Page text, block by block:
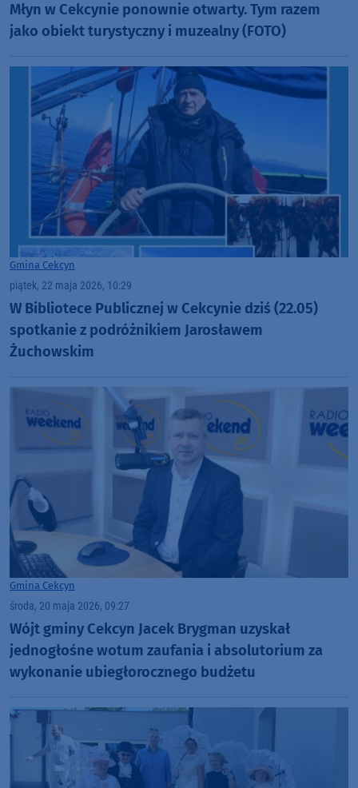
Młyn w Cekcynie ponownie otwarty. Tym razem
jako obiekt turystyczny i muzealny (FOTO)
Gmina Cekcyn
piątek, 22 maja 2026, 10:29
W Bibliotece Publicznej w Cekcynie dziś (22.05)
spotkanie z podróżnikiem Jarosławem
Żuchowskim
Gmina Cekcyn
środa, 20 maja 2026, 09:27
Wójt gminy Cekcyn Jacek Brygman uzyskał
jednogłośne wotum zaufania i absolutorium za
wykonanie ubiegłorocznego budżetu